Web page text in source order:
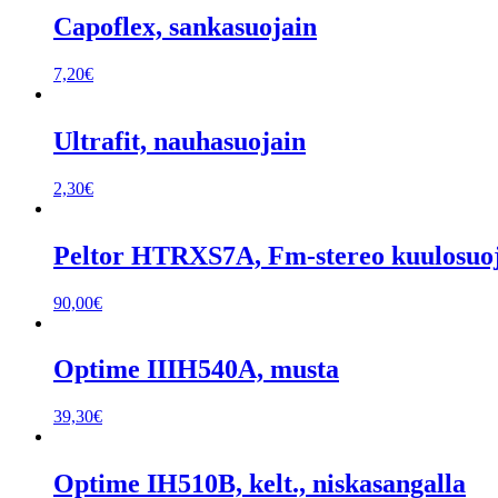
Capoflex, sankasuojain
7,20€
Ultrafit, nauhasuojain
2,30€
Peltor HTRXS7A, Fm-stereo
90,00€
Optime IIIH540A, musta
39,30€
Optime IH510B, kelt., niskasangalla